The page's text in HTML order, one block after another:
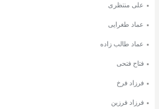
علی منتظری
عماد طغرایی
عماد طالب زاده
فتاح فتحی
فرزاد فرخ
فرزاد فرزین